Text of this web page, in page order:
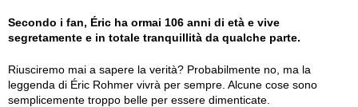
Secondo i fan, Éric ha ormai 106 anni di età e vive
segretamente e in totale tranquillità da qualche parte.
Riusciremo mai a sapere la verità? Probabilmente no, ma la
leggenda di Éric Rohmer vivrà per sempre. Alcune cose sono
semplicemente troppo belle per essere dimenticate.